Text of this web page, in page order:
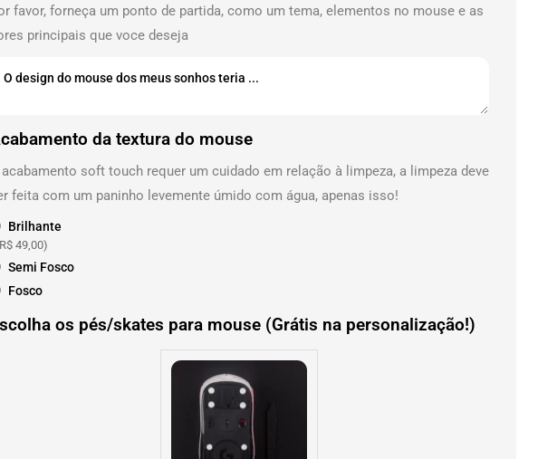
favor, forneça um ponto de partida, como um tema, elementos no mouse e as
principais que voce deseja
da textura do mouse
acabamento soft touch requer um cuidado em relação à limpeza, a limpeza deve
feita com um paninho levemente úmido com água, apenas isso!
Brilhante
R$ 49,00)
Semi Fosco
Fosco
os pés/skates para mouse (Grátis na personalização!)